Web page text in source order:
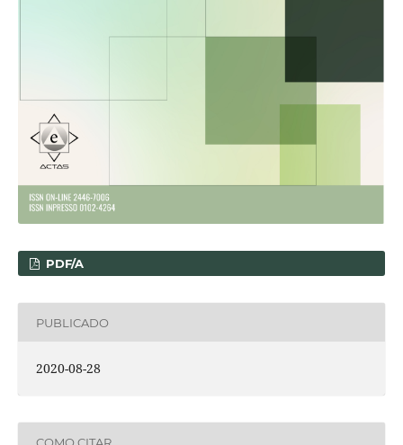
PDF/A
PUBLICADO
2020-08-28